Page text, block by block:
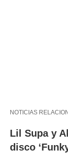
NOTICIAS
Lil Supa y
disco